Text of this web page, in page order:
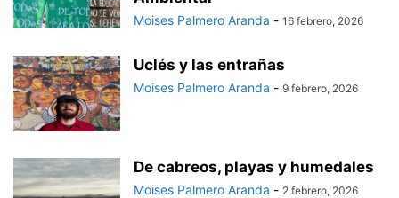
Moises Palmero Aranda - 16 febrero, 2026
Uclés y las entrañas
Moises Palmero Aranda - 9 febrero, 2026
De cabreos, playas y humedales
Moises Palmero Aranda - 2 febrero, 2026